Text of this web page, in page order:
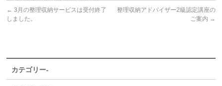
← 3月の整理収納サービスは受付終了
しました。
整理収納アドバイザー2級認定講座の
ご案内 →
カテゴリー-